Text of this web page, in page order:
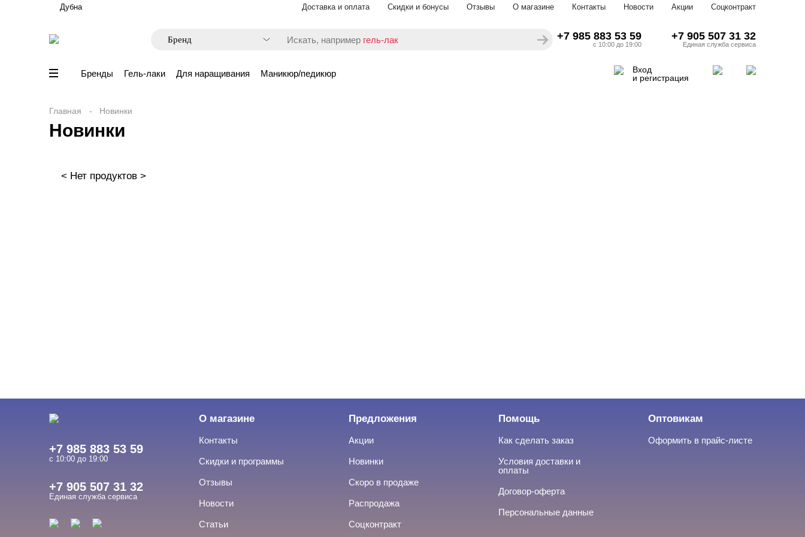
Дубна Доставка и оплата Скидки и бонусы Отзывы О магазине Контакты Новости Акции Соцконтракт
Искать, например гель-лак +7 985 883 53 59
с 10:00 до 19:00
+7 905 507 31 32
Единая служба сервиса
Бренды Гель-лаки Для наращивания Маникюр/педикюр
Вход
и регистрация
Главная Новинки
Новинки
< Нет продуктов >
+7 985 883 53 59
с 10:00 до 19:00
+7 905 507 31 32
Единая служба сервиса
О магазине
Контакты
Скидки и программы
Отзывы
Новости
Статьи
Предложения
Акции
Новинки
Скоро в продаже
Распродажа
Соцконтракт
Помощь
Как сделать заказ
Условия доставки и
оплаты
Договор-оферта
Персональные данные
Оптовикам
Оформить в прайс-листе